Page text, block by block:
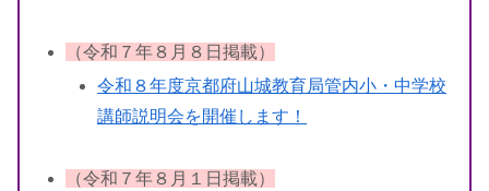
（令和７年８月８日掲載）
令和８年度京都府山城教育局管内小・中学校
講師説明会を開催します！
（令和７年８月１日掲載）